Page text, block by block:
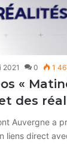
2021 0 1
«
des
Auvergne a
liens direct